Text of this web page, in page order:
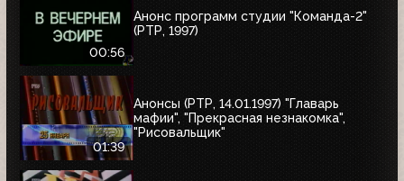
00:56
Анонс программ студии "Команда-2"
(РТР, 1997)
01:39
Анонсы (РТР, 14.01.1997) "Главарь
мафии", "Прекрасная незнакомка",
"Рисовальщик"